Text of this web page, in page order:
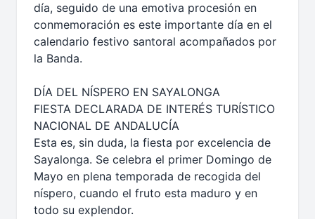
día, seguido de una emotiva procesión en
conmemoración es este importante día en el
calendario festivo santoral acompañados por
la Banda.
DÍA DEL NÍSPERO EN SAYALONGA
FIESTA DECLARADA DE INTERÉS TURÍSTICO
NACIONAL DE ANDALUCÍA
Esta es, sin duda, la fiesta por excelencia de
Sayalonga. Se celebra el primer Domingo de
Mayo en plena temporada de recogida del
níspero, cuando el fruto esta maduro y en
todo su explendor.